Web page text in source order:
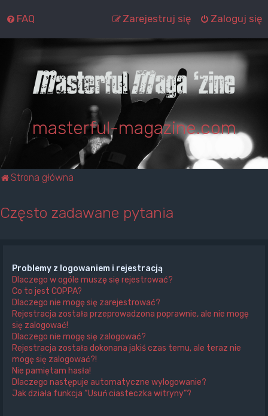
FAQ Zaloguj się
Zarejestruj się
masterful-magazine.com
Strona główna
Często zadawane pytania
Problemy z logowaniem i rejestracją
Dlaczego w ogóle muszę się rejestrować?
Co to jest COPPA?
Dlaczego nie mogę się zarejestrować?
Rejestracja została przeprowadzona poprawnie, ale nie mogę
się zalogować!
Dlaczego nie mogę się zalogować?
Rejestracja została dokonana jakiś czas temu, ale teraz nie
mogę się zalogować?!
Nie pamiętam hasła!
Dlaczego następuje automatyczne wylogowanie?
Jak działa funkcja “Usuń ciasteczka witryny”?